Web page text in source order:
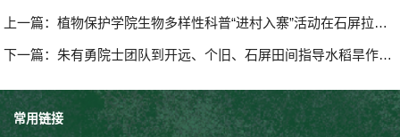
上一篇： 植物保护学院生物多样性科普“进村入寨”活动在石屏拉开序幕
下一篇： 朱有勇院士团队到开远、个旧、石屏田间指导水稻旱作技术
常用链接